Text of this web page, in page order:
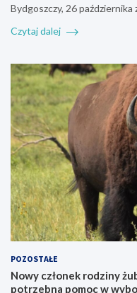
Bydgoszczy, 26
Czytaj dalej
POZOSTAŁE
Nowy członek rodziny
potrzebna pomoc w